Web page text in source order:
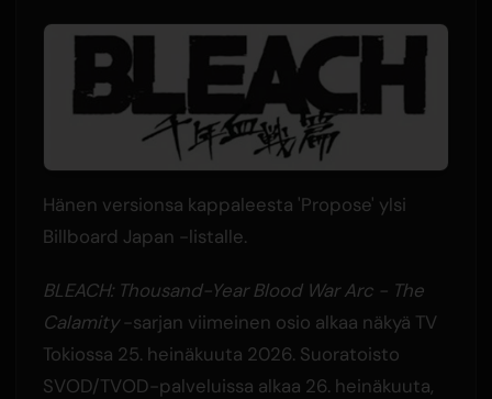
Hänen versionsa kappaleesta 'Propose' ylsi
Billboard Japan -listalle.
BLEACH: Thousand-Year Blood War Arc - The
Calamity-sarjan viimeinen osio alkaa näkyä TV
Tokiossa 25. heinäkuuta 2026. Suoratoisto
SVOD/TVOD-palveluissa alkaa 26. heinäkuuta,